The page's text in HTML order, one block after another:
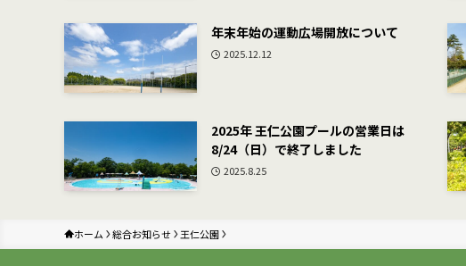
年末年始の運動広場開放について
2025.12.12
2025年 王仁公園プールの営業日は
8/24（日）で終了しました
2025.8.25
ホーム 総合お知らせ 王仁公園